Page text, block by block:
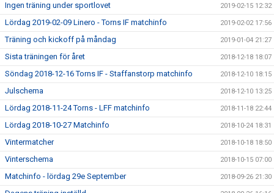
Ingen träning under sportlovet 2019-02-15 12:32
Lördag 2019-02-09 Linero - Torns IF matchinfo 2019-02-02 17:56
Träning och kickoff på måndag 2019-01-04 21:27
Sista träningen för året 2018-12-18 18:07
Söndag 2018-12-16 Torns IF - Staffanstorp matchinfo 2018-12-10 18:15
Julschema 2018-12-10 13:25
Lördag 2018-11-24 Torns - LFF matchinfo 2018-11-18 22:44
Lördag 2018-10-27 Matchinfo 2018-10-24 18:31
Vintermatcher 2018-10-18 18:50
Vinterschema 2018-10-15 07:00
Matchinfo - lördag 29e September 2018-09-26 21:30